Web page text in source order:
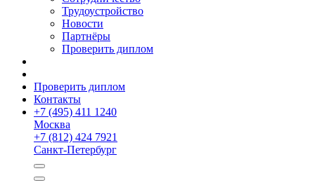
Трудоустройство
Новости
Партнёры
Проверить диплом
Проверить диплом
Контакты
+7 (495) 411 1240
Москва
+7 (812) 424 7921
Санкт-Петербург